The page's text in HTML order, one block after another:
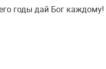
годы дай Бог каждому!